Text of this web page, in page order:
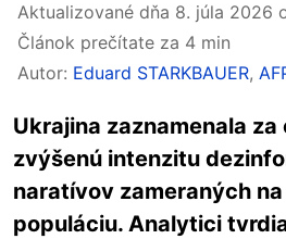
Aktualizované dňa 8. júla 2026
Článok prečítate za 4 min
Autor: Eduard STARKBAUER,
Ukrajina zaznamenala
zvýšenú intenzitu
naratívov zameraných
populáciu. Analytici